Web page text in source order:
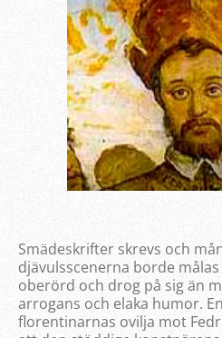
Smädeskrifter skrevs och
djävulsscenerna borde
oberörd och drog på sig än
arrogans och elaka humor.
florentinarnas ovilja mot